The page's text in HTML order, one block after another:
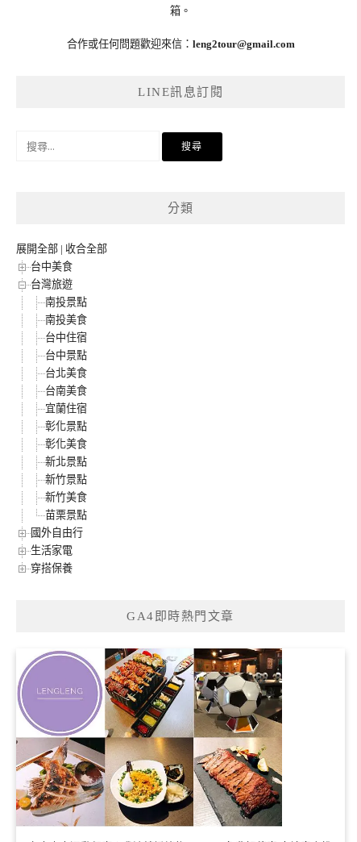
箱。
合作或任何問題歡迎來信： leng2tour@gmail.com
LINE訊息訂閱
分類
展開全部 | 收合全部
台中美食
台灣旅遊
南投景點
南投美食
台中住宿
台中景點
台北美食
台南美食
宜蘭住宿
彰化景點
彰化美食
新北景點
新竹景點
新竹美食
苗栗景點
國外自由行
生活家電
穿搭保養
GA4即時熱門文章